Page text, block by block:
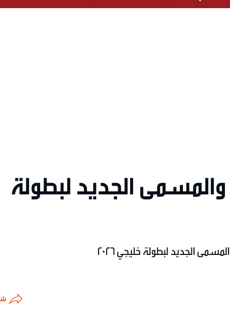
الجديد لبطولة
الجديد لبطولة خليجي 2026